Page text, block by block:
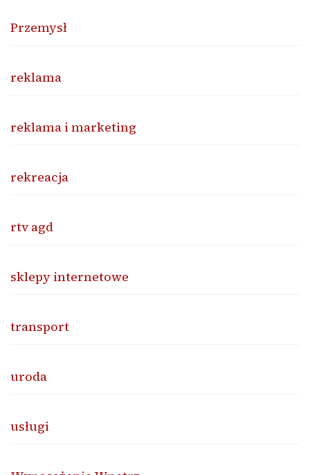
Przemysł
reklama
reklama i marketing
rekreacja
rtv agd
sklepy internetowe
transport
uroda
usługi